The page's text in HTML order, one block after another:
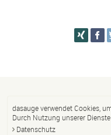
dasauge verwendet Cookies,
Durch Nutzung unserer
Datenschutz